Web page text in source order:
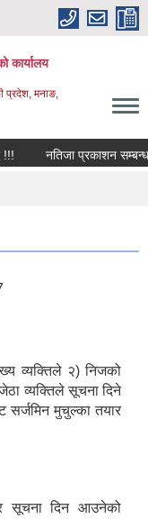
कार्यालय
प्रदेश, मनाङ,
नतिजा प्रकाशन सम्बन्धमा
व्यक्तिले २) निजको
व्यक्तिले सूचना दिने
सर्जमिन मुचुल्का तयार
सूचना दिन आउनेको